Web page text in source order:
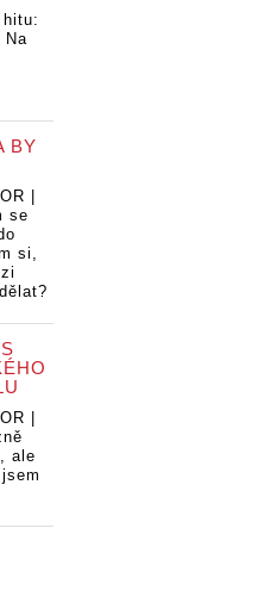
Na
BY
|
se
si,
|
ale